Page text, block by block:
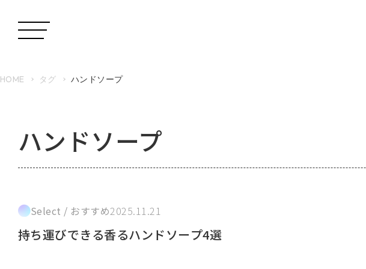
HOME タグ ハンドソープ
ハンドソープ
Select / おすすめ2025.11.21
持ち運びできる香るハンドソープ4選